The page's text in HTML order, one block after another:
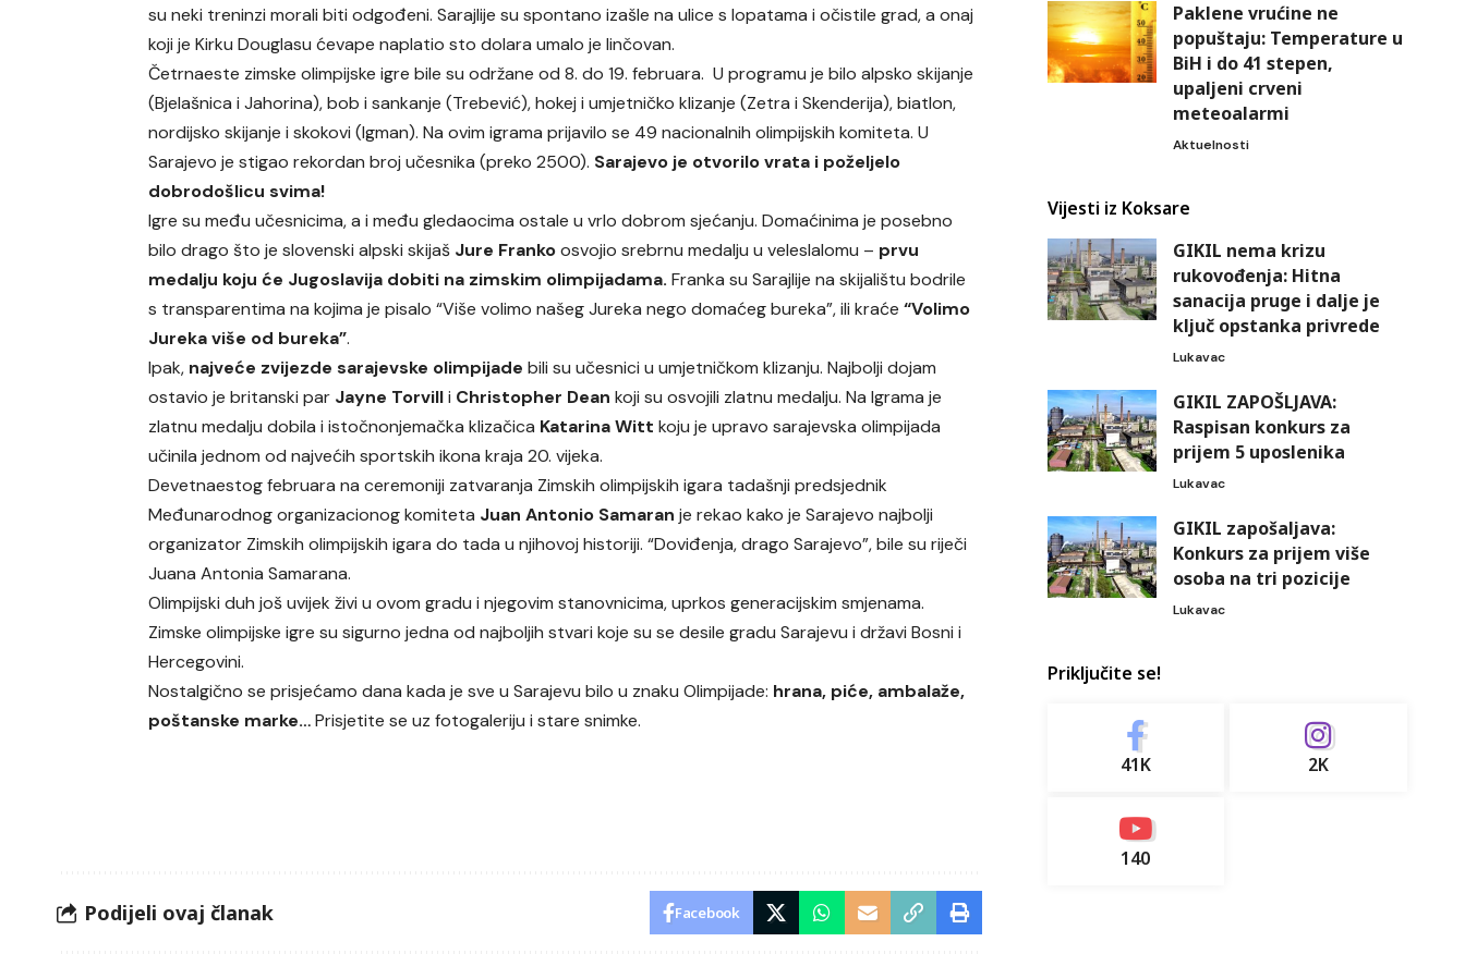
su neki treninzi morali biti odgođeni. Sarajlije su spontano izašle na ulice s lopatama i očistile grad, a onaj
koji je Kirku Douglasu ćevape naplatio sto dolara umalo je linčovan.
Četrnaeste zimske olimpijske igre bile su održane od 8. do 19. februara. U programu je bilo alpsko skijanje
(Bjelašnica i Jahorina), bob i sankanje (Trebević), hokej i umjetničko klizanje (Zetra i Skenderija), biatlon,
nordijsko skijanje i skokovi (Igman). Na ovim igrama prijavilo se 49 nacionalnih olimpijskih komiteta. U
Sarajevo je stigao rekordan broj učesnika (preko 2500). Sarajevo je otvorilo vrata i poželjelo
dobrodošlicu svima!
Igre su među učesnicima, a i među gledaocima ostale u vrlo dobrom sjećanju. Domaćinima je posebno
bilo drago što je slovenski alpski skijaš Jure Frankoosvojio srebrnu medalju u veleslalomu – prvu
medalju koju će Jugoslavija dobiti na zimskim olimpijadama. Franka su Sarajlije na skijalištu bodrile
s transparentima na kojima je pisalo “Više volimo našeg Jureka nego domaćeg bureka”, ili kraće“Volimo
Jureka više od bureka”.
Ipak, najveće zvijezde sarajevske olimpijade bili su učesnici u umjetničkom klizanju. Najbolji dojam
ostavio je britanski par Jayne Torvilli Christopher Dean koji su osvojili zlatnu medalju. Na Igrama je
zlatnu medalju dobila i istočnonjemačka klizačica Katarina Wittkoju je upravo sarajevska olimpijada
učinila jednom od najvećih sportskih ikona kraja 20. vijeka.
Devetnaestog februara na ceremoniji zatvaranja Zimskih olimpijskih igara tadašnji predsjednik
Međunarodnog organizacionog komiteta Juan Antonio Samaran je rekao kako je Sarajevo najbolji
organizator Zimskih olimpijskih igara do tada u njihovoj historiji. “Doviđenja, drago Sarajevo”, bile su riječi
Juana Antonia Samarana.
Olimpijski duh još uvijek živi u ovom gradu i njegovim stanovnicima, uprkos generacijskim smjenama.
Zimske olimpijske igre su sigurno jedna od najboljih stvari koje su se desile gradu Sarajevu i državi Bosni i
Hercegovini.
Nostalgično se prisjećamo dana kada je sve u Sarajevu bilo u znaku Olimpijade: hrana, piće, ambalaže,
poštanske marke…Prisjetite se uz fotogaleriju i stare snimke.
Podijeli ovaj članak Facebook
Paklene vrućine ne
popuštaju: Temperature u
BiH i do 41 stepen,
upaljeni crveni
meteoalarmi
Aktuelnosti
Vijesti iz Koksare
GIKIL nema krizu
rukovođenja: Hitna
sanacija pruge i dalje je
ključ opstanka privrede
Lukavac
GIKIL ZAPOŠLJAVA:
Raspisan konkurs za
prijem 5 uposlenika
Lukavac
GIKIL zapošaljava:
Konkurs za prijem više
osoba na tri pozicije
Lukavac
Priključite se!
41K 2K
140